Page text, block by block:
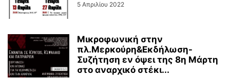
5 Απριλίου 2022
Μικροφωνική στην
πλ.Μερκούρη&Εκδήλωση-
Συζήτηση εν όψει της 8η Μάρτη
στο αναρχικό στέκι...